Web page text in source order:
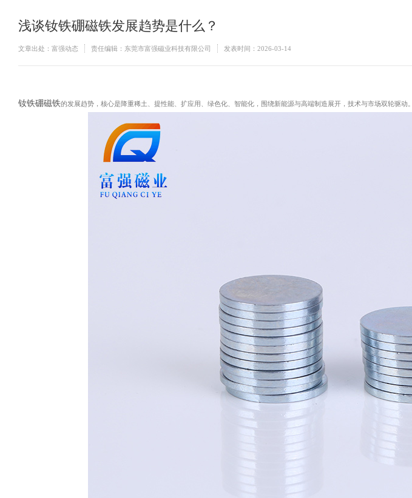
浅谈钕铁硼磁铁发展趋势是什么？
文章出处：富强动态 责任编辑：东莞市富强磁业科技有限公司 发表时间：2026-03-14
钕铁硼磁铁的发展趋势，核心是降重稀土、提性能、扩应用、绿色化、智能化，围绕新能源与高端制造展开，技术与市场双轮驱动。